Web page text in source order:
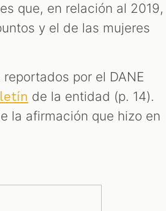
que, en relación al 2019,
y el de las mujeres
por el DANE
de la entidad (p. 14).
la afirmación que hizo en